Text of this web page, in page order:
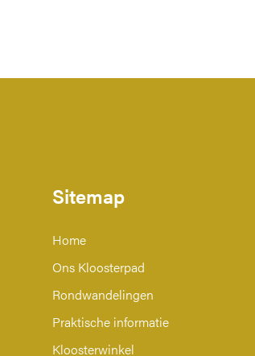
Sitemap
Home
Ons Kloosterpad
Rondwandelingen
Praktische informatie
Kloosterwinkel